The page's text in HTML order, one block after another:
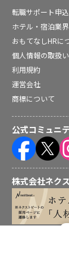
転職サポート申
ホテル・宿泊業
おもてなしHRに
個人情報の取扱
利用規約
運営会社
商標について
公式コミュニ
株式会社ネク